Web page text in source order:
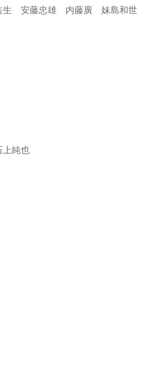
安藤忠雄 内藤廣 妹島和世
純也